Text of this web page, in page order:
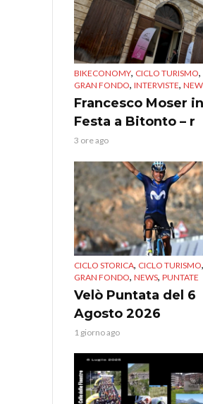
BIKECONOMY, CICLO TURISMO,
GRAN FONDO, INTERVISTE,
Francesco Moser in
Festa a Bitonto – r
3 ore ago
CICLO STORICA, CICLO TURISMO,
GRAN FONDO, NEWS, PUNTATE
Velò Puntata del 6
Agosto 2026
1 giorno ago